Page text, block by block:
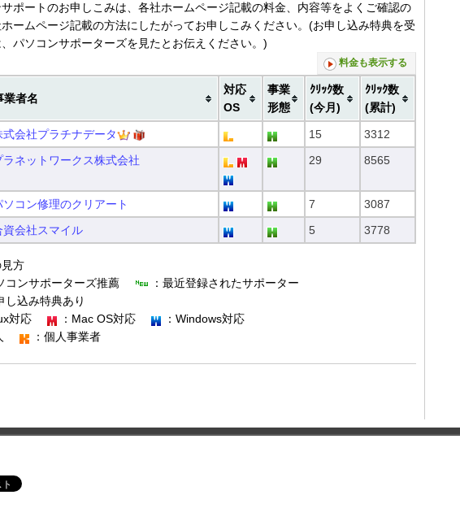
ポートのお申しこみは、各社ホームページ記載の料金、内容等をよくご確認の
ームページ記載の方法にしたがってお申しこみください。(お申し込み特典を受
パソコンサポーターズを見たとお伝えください。)
料金も表示する
業者名
対応
OS
事業
形態
ｸﾘｯｸ数
(今月)
ｸﾘｯｸ数
(累計)
式会社プラチナデータ 15
3312
ラネットワークス株式会社 29 8565
ソコン修理のクリアート 7
3087
資会社スマイル 5 3778
方
コンサポーターズ推薦
：最近登録されたサポーター
し込み特典あり
対応
：Mac OS対応
：Windows対応
：個人事業者